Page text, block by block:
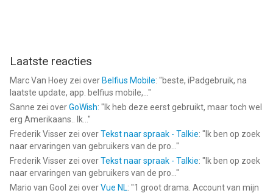
Laatste reacties
Marc Van Hoey zei over Belfius Mobile: "beste, iPadgebruik, na
laatste update, app. belfius mobile,... "
Sanne zei overGoWish: " Ik heb deze eerst gebruikt, maar toch wel
erg Amerikaans.. Ik... "
Frederik Visser zei overTekst naar spraak - Talkie: " Ik ben op zoek
naar ervaringen van gebruikers van de pro... "
Frederik Visser zei overTekst naar spraak - Talkie: " Ik ben op zoek
naar ervaringen van gebruikers van de pro... "
Mario van Gool zei overVue NL: "1 groot drama. Account van mijn